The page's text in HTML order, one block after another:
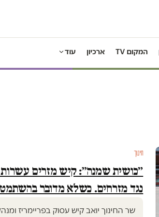
המקום TV ארכיון עוד
חינוך
״כושית שמנה״: קיש מזרים עשרות
נגד מזרחים. כשלא מדובר
שר החינוך יואב קיש עסוק בפריימריז